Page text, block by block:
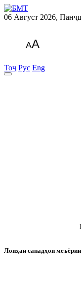
06 Август 2026,
AA
Тоҷ Рус Eng
Лоиҳаи санадҳои